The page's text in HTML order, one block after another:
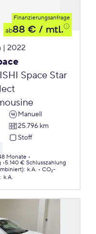
Finanzierungsanfrage
ab88 € / mtl.
| 2022
Space Star
Manuell
25.796 km
Stoff
Monate
5.140 € Schlusszahlung
: k.A.
CO₂-
: k.A.